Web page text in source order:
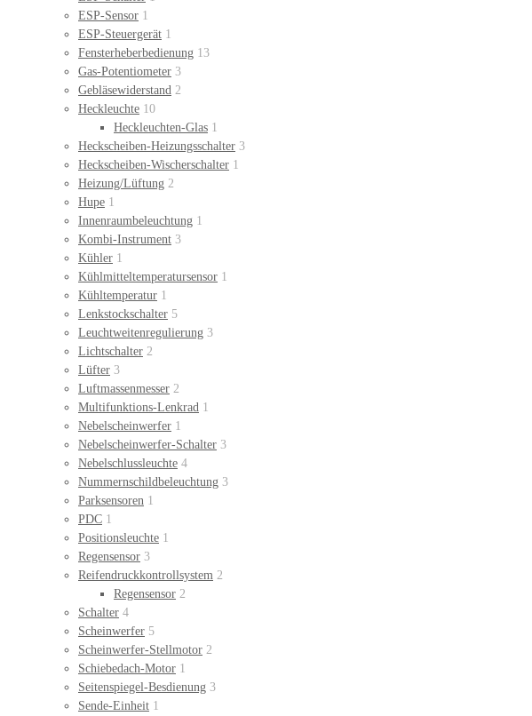
ESP-Sensor 1
ESP-Steuergerät 1
Fensterheberbedienung 13
Gas-Potentiometer 3
Gebläsewiderstand 2
Heckleuchte 10
Heckleuchten-Glas 1
Heckscheiben-Heizungsschalter 3
Heckscheiben-Wischerschalter 1
Heizung/Lüftung 2
Hupe 1
Innenraumbeleuchtung 1
Kombi-Instrument 3
Kühler 1
Kühlmitteltemperatursensor 1
Kühltemperatur 1
Lenkstockschalter 5
Leuchtweitenregulierung 3
Lichtschalter 2
Lüfter 3
Luftmassenmesser 2
Multifunktions-Lenkrad 1
Nebelscheinwerfer 1
Nebelscheinwerfer-Schalter 3
Nebelschlussleuchte 4
Nummernschildbeleuchtung 3
Parksensoren 1
PDC 1
Positionsleuchte 1
Regensensor 3
Reifendruckkontrollsystem 2
Regensensor 2
Schalter 4
Scheinwerfer 5
Scheinwerfer-Stellmotor 2
Schiebedach-Motor 1
Seitenspiegel-Besdienung 3
Sende-Einheit 1